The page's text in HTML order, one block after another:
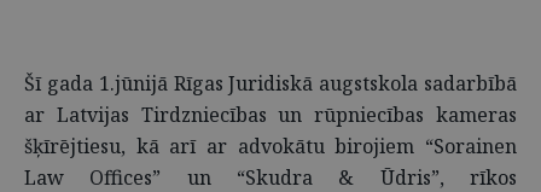
Šī gada 1.jūnijā Rīgas Juridiskā augstskola sadarbībā
ar Latvijas Tirdzniecības un rūpniecības kameras
šķīrējtiesu, kā arī ar advokātu birojiem “Sorainen
Law Offices” un “Skudra & Ūdris”, rīkos